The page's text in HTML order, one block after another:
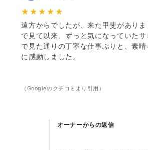
★★★★★
遠方からでしたが、来た甲斐があり
で見て以来、ずっと気になっていた
で見た通りの丁寧な仕事ぶりと、素晴
に感動しました。
（Googleのクチコミより引用）
オーナーからの返信